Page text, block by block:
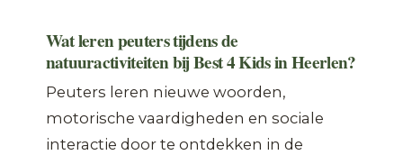
Wat leren peuters tijdens de
natuuractiviteiten bij Best 4 Kids in Heerlen?
Peuters leren nieuwe woorden,
motorische vaardigheden en sociale
interactie door te ontdekken in de